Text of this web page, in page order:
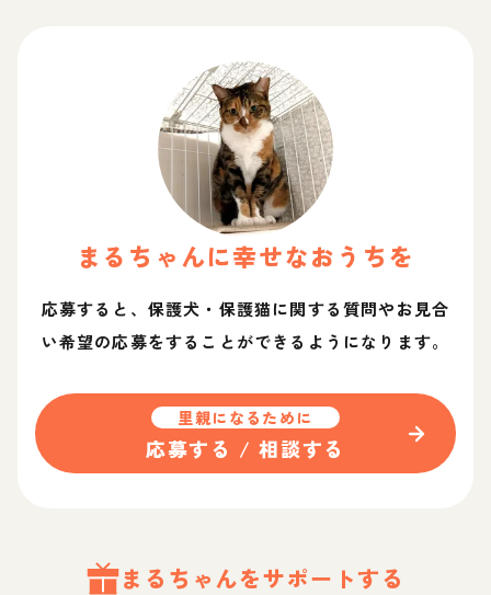
まる ちゃんに幸せなおうちを
応募すると、保護犬・保護猫に関する質問やお見合
い希望の応募をすることができるようになります。
里親になるために
応募する / 相談する
まる ちゃんをサポートする